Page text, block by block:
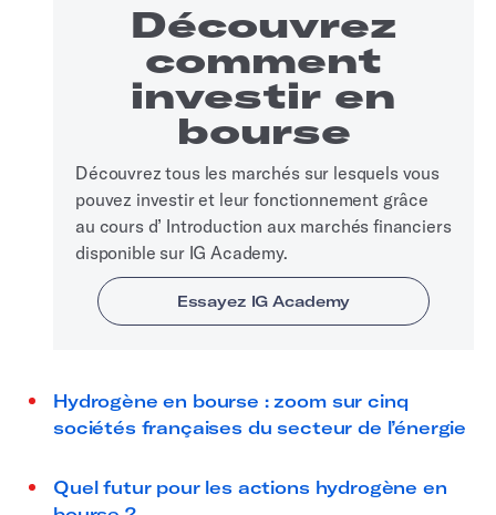
Découvrez
comment
investir en
bourse
Découvrez tous les marchés sur lesquels vous
pouvez investir et leur fonctionnement grâce
au cours d’ Introduction aux marchés financiers
disponible sur IG Academy.
Hydrogène en bourse : zoom sur cinq
sociétés françaises du secteur de l’énergie
Quel futur pour les actions hydrogène en